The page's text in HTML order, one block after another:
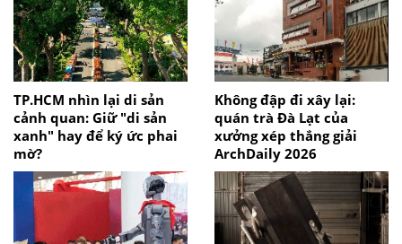
TP.HCM nhìn lại di sản
cảnh quan: Giữ "di sản
xanh" hay để ký ức phai
mờ?
Không đập đi xây lại:
quán trà Đà Lạt của
xưởng xép thắng giải
ArchDaily 2026